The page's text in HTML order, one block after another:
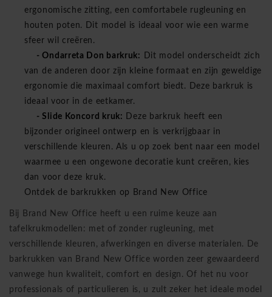
ergonomische zitting, een comfortabele rugleuning en
houten poten. Dit model is ideaal voor wie een warme
sfeer wil creëren.
- Ondarreta Don barkruk:
Dit model onderscheidt zich
van de anderen door zijn kleine formaat en zijn geweldige
ergonomie die maximaal comfort biedt. Deze barkruk is
ideaal voor in de eetkamer.
- Slide Koncord kruk:
Deze barkruk heeft een
bijzonder origineel ontwerp en is verkrijgbaar in
verschillende kleuren. Als u op zoek bent naar een model
waarmee u een ongewone decoratie kunt creëren, kies
dan voor deze kruk.
Ontdek de barkrukken op Brand New Office
Bij Brand New Office heeft u een ruime keuze aan
tafelkrukmodellen: met of zonder rugleuning, met
verschillende kleuren, afwerkingen en diverse materialen. De
barkrukken van Brand New Office worden zeer gewaardeerd
vanwege hun kwaliteit, comfort en design. Of het nu voor
professionals of particulieren is, u zult zeker het ideale model